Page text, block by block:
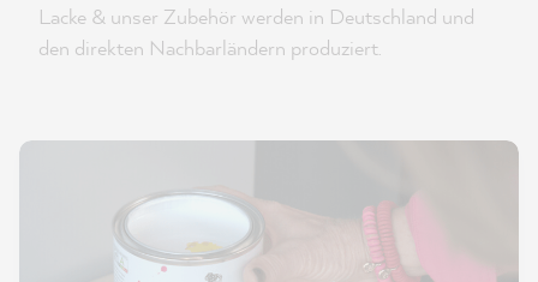
Lacke & unser Zubehör werden in Deutschland und
den direkten Nachbarländern produziert.